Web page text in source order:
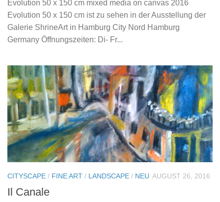
Evolution 50 x 150 cm mixed media on canvas 2016
Evolution 50 x 150 cm ist zu sehen in der Ausstellung der
Galerie ShrineArt in Hamburg City Nord Hamburg
Germany Öffnungszeiten: Di- Fr...
CITYSCAPE / FINE ART / LANDSCAPE / NEU AUGUST 26, 2016
Il Canale